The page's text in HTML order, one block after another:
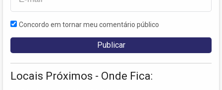
Concordo em tornar meu comentário público
Locais Próximos - Onde Fica: